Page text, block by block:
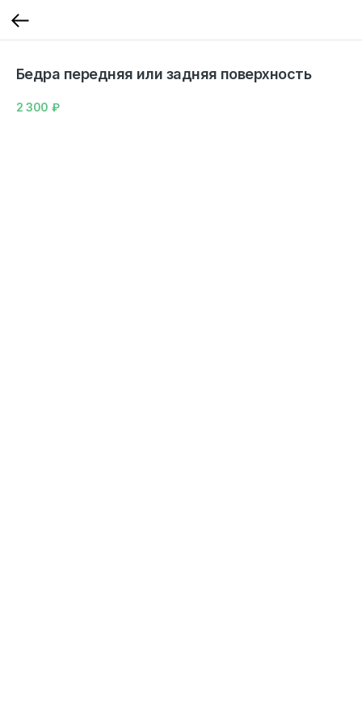
Бедра передняя или задняя поверхность
2 300 ₽